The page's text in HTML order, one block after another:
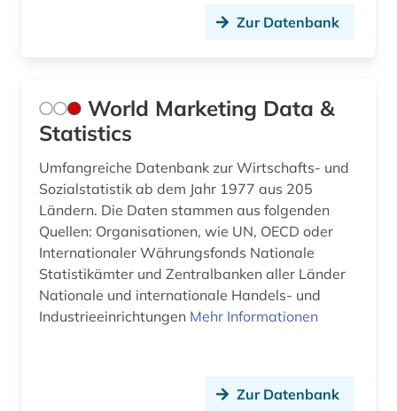
lebensmittel (1)
lexikon (1)
literatur (5)
literaturwissenschaft (1)
lokalgeschichte (1)
Zur Datenbank
World Marketing Data &
Statistics
Umfangreiche Datenbank zur Wirtschafts- und
Sozialstatistik ab dem Jahr 1977 aus 205
Ländern. Die Daten stammen aus folgenden
Quellen: Organisationen, wie UN, OECD oder
Internationaler Währungsfonds Nationale
Statistikämter und Zentralbanken aller Länder
Nationale und internationale Handels- und
Industrieeinrichtungen Mehr Informationen
Zur Datenbank